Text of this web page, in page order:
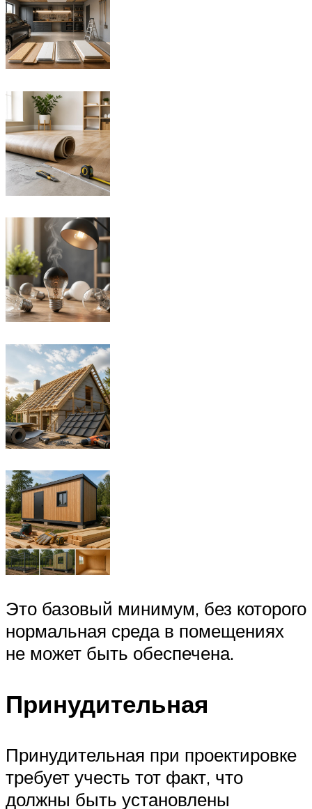
Это базовый минимум, без которого
нормальная среда в помещениях
не может быть обеспечена.
Принудительная
Принудительная при проектировке
требует учесть тот факт, что
должны быть установлены